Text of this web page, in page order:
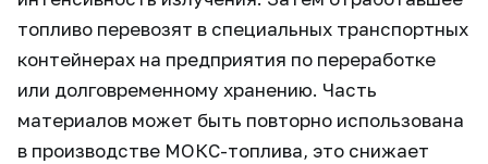
топливо перевозят в специальных транспортных
контейнерах на предприятия по переработке
или долговременному хранению. Часть
материалов может быть повторно использована
в производстве МОКС-топлива, это снижает